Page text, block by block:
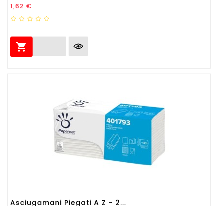
Prezzo
1,62 €

Asciugamani Piegati A Z - 2...